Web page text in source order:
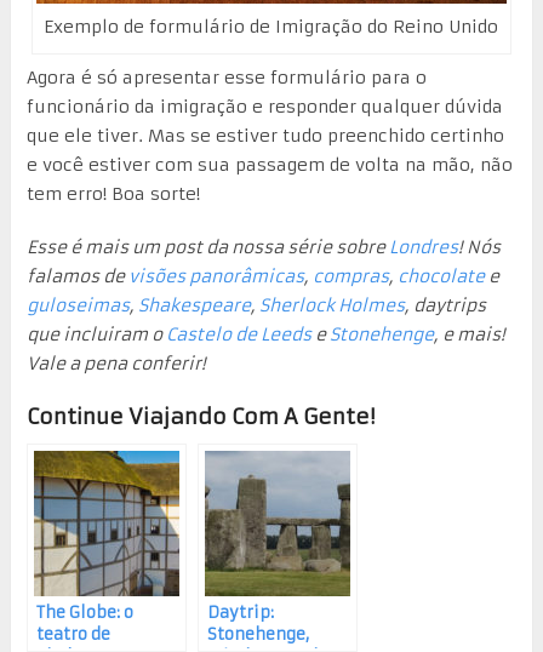
Exemplo de formulário de Imigração do Reino Unido
Agora é só apresentar esse formulário para o
funcionário da imigração e responder qualquer dúvida
que ele tiver. Mas se estiver tudo preenchido certinho
e você estiver com sua passagem de volta na mão, não
tem erro! Boa sorte!
Esse é mais um post da nossa série sobreLondres! Nós
falamos de visões panorâmicas, compras, chocolatee
guloseimas, Shakespeare, Sherlock Holmes, daytrips
que incluiram o Castelo de LeedseStonehenge, e mais!
Vale a pena conferir!
Continue Viajando Com A Gente!
The Globe: o
teatro de
Daytrip:
Stonehenge,